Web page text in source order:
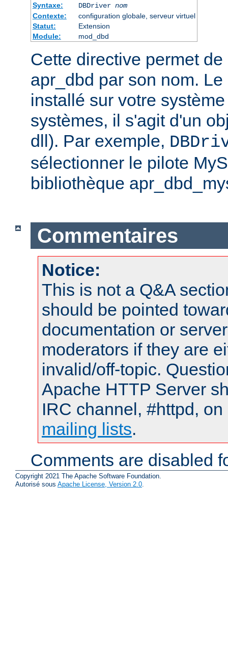
Syntaxe:
DBDriver nom
Contexte:
configuration globale, serveur virtuel
Statut:
Extension
Module:
mod_dbd
Cette directive permet
apr_dbd par son nom.
installé sur votre
systèmes, il s'agit d'un
dll). Par exemple,
sélectionner le pilote
bibliothèque
Commentaires
Notice:
This is not a Q&A
should be pointed
documentation or
moderators if they are
invalid/off-topic.
Apache HTTP Server
IRC channel, #httpd,
mailing lists.
Comments are disabled
Copyright 2021 The Apache Software Foundation.
Autorisé sous Apache License, Version 2.0